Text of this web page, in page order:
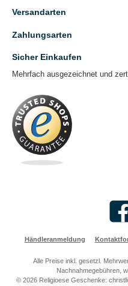
Versandarten
Zahlungsarten
Sicher Einkaufen
Mehrfach ausgezeichnet und
Händleranmeldung
Alle Preise inkl. gesetzl.
Nachnahmegebühren,
© 2026 Religioese Geschenke: